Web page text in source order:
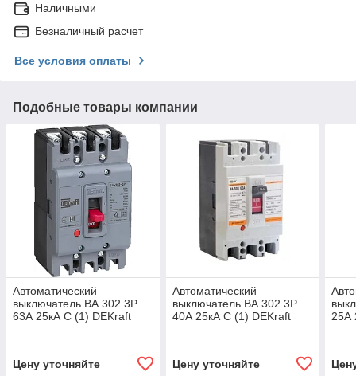
Наличными
Безналичный расчет
Все условия оплаты
Подобные товары компании
Автоматический
выключатель ВА 302 3P
63А 25кА С (1) DEKraft
Цену уточняйте
Автоматический
выключатель ВА 302 3P
40А 25кА С (1) DEKraft
Цену уточняйте
25А